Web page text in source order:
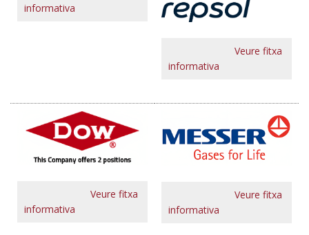
informativa
Veure fitxa
informativa
Veure fitxa
informativa
Veure fitxa
informativa